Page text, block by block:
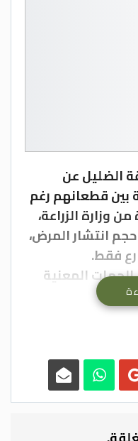
الضليل عن
قطعانهم رغم
وزارة الزراعة،
انتشار المرض،
المعنية
تزايد الإصابات
فيما
على عكس تلك
لدى وزارة
المرض